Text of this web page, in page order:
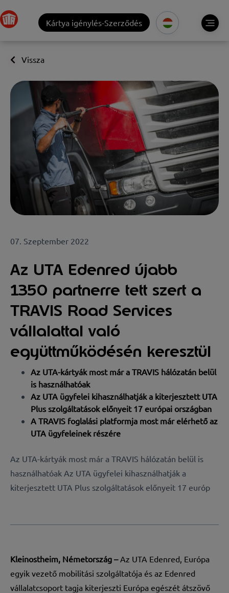
Kártya igénylés-Szerződés
Vissza
07. Szeptember 2022
Az UTA Edenred újabb
1350 partnerre tett szert a
TRAVIS Road Services
vállalattal való
együttműködésén keresztül
Az UTA-kártyák most már a TRAVIS hálózatán belül
is használhatóak
Az UTA ügyfelei kihasználhatják a kiterjesztett UTA
Plus szolgáltatások előnyeit 17 európai országban
A TRAVIS foglalási platformja most már elérhető az
UTA ügyfeleinek részére
Az UTA-kártyák most már a TRAVIS hálózatán belül is
használhatóak Az UTA ügyfelei kihasználhatják a
kiterjesztett UTA Plus szolgáltatások előnyeit 17 európ
Kleinostheim, Németország – Az UTA Edenred , Európa
egyik vezető mobilitási szolgáltatója és az Edenred
vállalatcsoport tagja kiterjeszti Európa egészét átszövő